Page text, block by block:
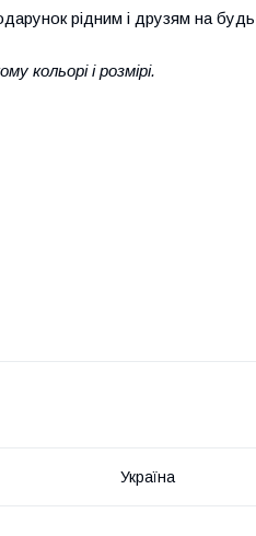
рідним і друзям на
кольорі і розмірі.
Україна